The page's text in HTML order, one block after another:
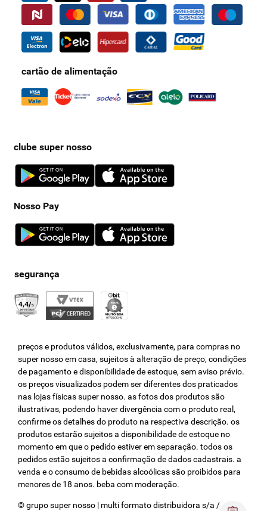
cartão de alimentação
clube super nosso
Nosso Pay
preços e produtos válidos, exclusivamente, para compras no
super nosso em casa, sujeitos à alteração de preço, condições
de pagamento e disponibilidade de estoque, sem aviso prévio.
os preços visualizados podem ser diferentes dos praticados
nas lojas físicas super nosso. as fotos dos produtos são
ilustrativas, podendo haver divergência com o produto real,
confirme os detalhes do produto na respectiva descrição. os
produtos estarão sujeitos a disponibilidade de estoque no
momento em que o pedido estiver em separação. todos os
pedidos estão sujeitos a confirmação de dados cadastrais. a
venda e o consumo de bebidas alcoólicas são proibidos para
menores de 18 anos. beba com moderação.
© grupo super nosso | multi formato distribuidora s/a / cnpj: